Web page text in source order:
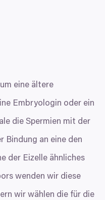
eine ältere
Embryologin oder ein
die Spermien mit der
Bindung an eine den
der Eizelle ähnliches
wenden wir diese
wir wählen die für die